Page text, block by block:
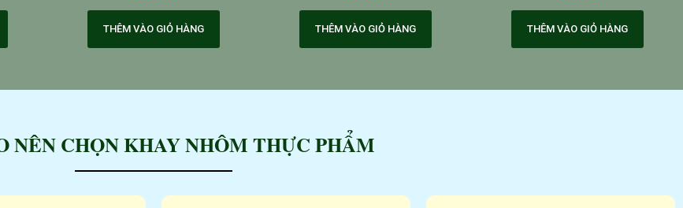
THÊM VÀO GIỎ HÀNG THÊM VÀO GIỎ HÀNG THÊM VÀO GIỎ HÀNG
NÊN CHỌN KHAY NHÔM THỰC PHẨM